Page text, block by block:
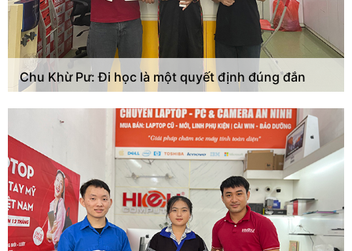
Chu Khừ Pư: Đi học là một quyết định đúng đắn